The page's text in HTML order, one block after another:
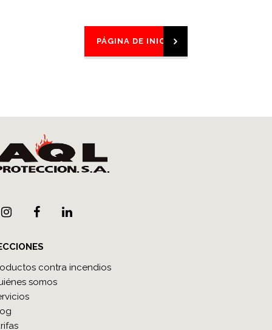
PÁGINA DE INICIO
contra incendios
somos